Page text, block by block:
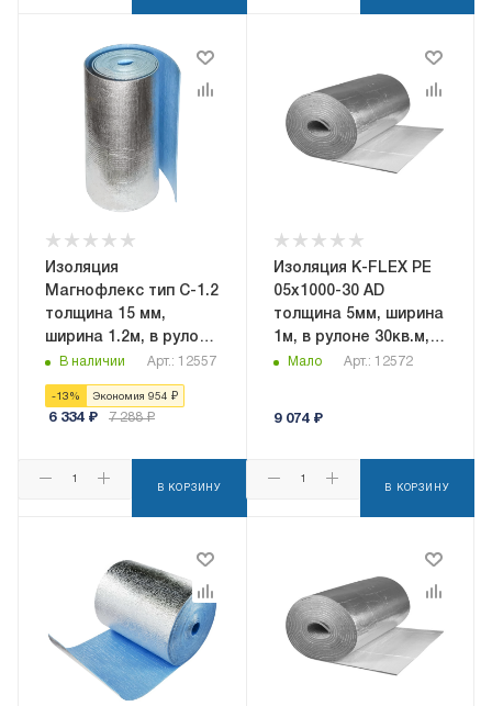
Изоляция
Магнофлекс тип C-1.2
толщина 15 мм,
ширина 1.2м, в рулоне
15 кв.м,
самоклеящаяся
В наличии Арт.: 12557
-13 % Экономия 954 ₽
6 334₽ 7 288₽
В КОРЗИНУ
Изоляция K-FLEX PE
05x1000-30 AD
толщина 5мм, ширина
1м, в рулоне 30кв.м,
самоклеящаяся
Мало Арт.: 12572
9 074₽
В КОРЗИНУ